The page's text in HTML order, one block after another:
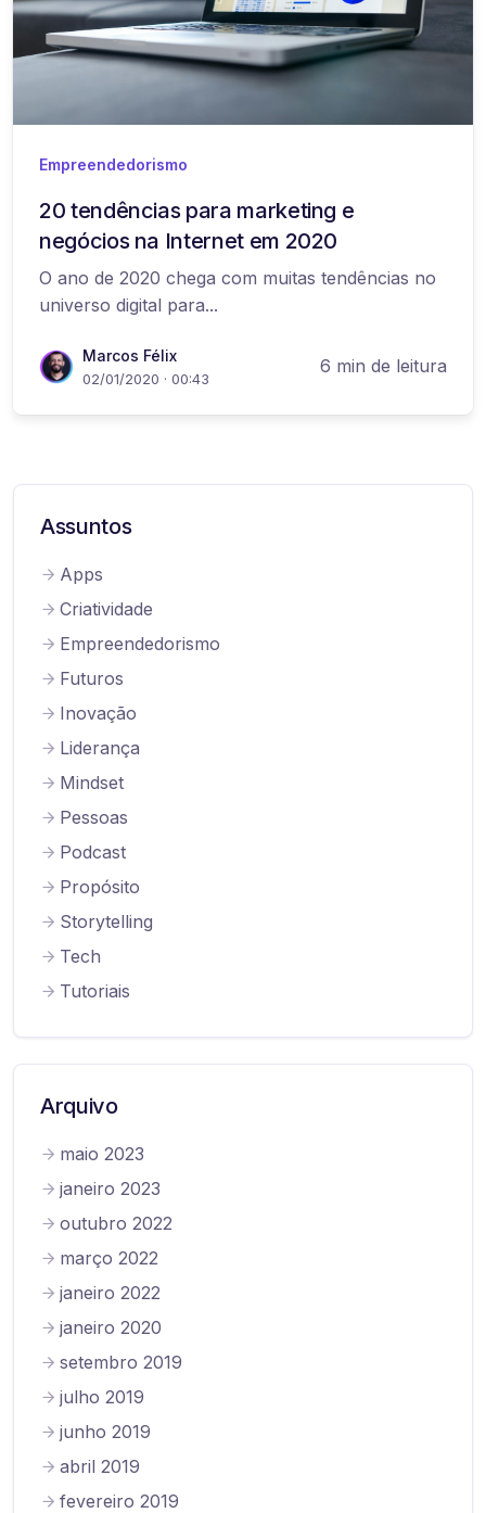
Empreendedorismo
20 tendências para marketing e
negócios na Internet em 2020
O ano de 2020 chega com muitas tendências no
universo digital para...
Marcos Félix
02/01/2020 · 00:43
6 min de leitura
Assuntos
Apps
Criatividade
Empreendedorismo
Futuros
Inovação
Liderança
Mindset
Pessoas
Podcast
Propósito
Storytelling
Tech
Tutoriais
Arquivo
maio 2023
janeiro 2023
outubro 2022
março 2022
janeiro 2022
janeiro 2020
setembro 2019
julho 2019
junho 2019
abril 2019
fevereiro 2019